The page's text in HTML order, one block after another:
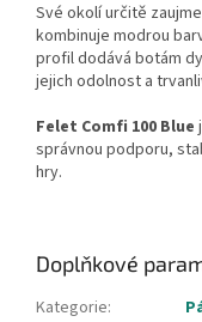
Své okolí určitě
kombinuje modrou
profil dodává botám
jejich odolnost a
Felet Comfi 100 Blue
správnou podporu,
hry.
Doplňkové
Kategorie: